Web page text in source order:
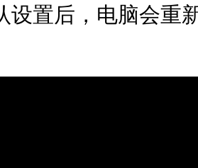
设置后，电脑会重